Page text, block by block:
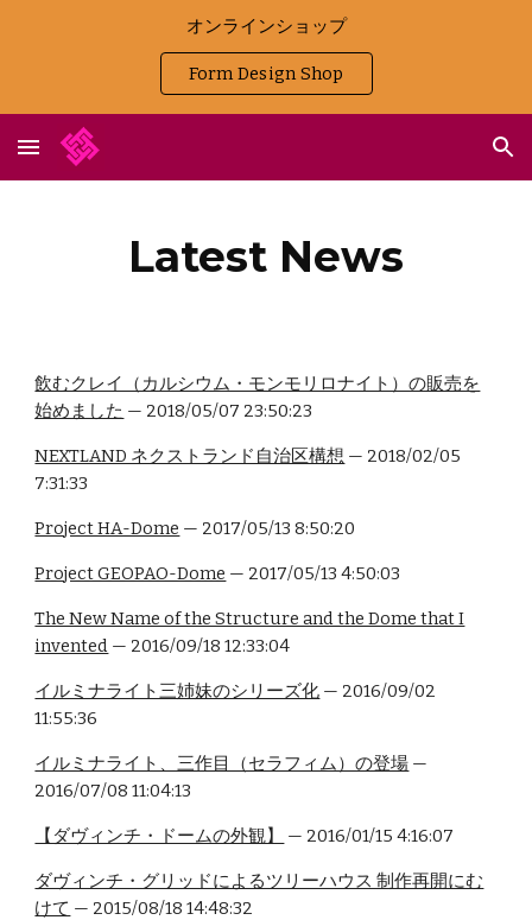
オンラインショップ
Form Design Shop
Latest News
飲むクレイ（カルシウム・モンモリロナイト）の販売を
始めました — 2018/05/07 23:50:23
NEXTLAND ネクストランド自治区構想 — 2018/02/05
7:31:33
Project HA-Dome — 2017/05/13 8:50:20
Project GEOPAO-Dome — 2017/05/13 4:50:03
The New Name of the Structure and the Dome that I
invented — 2016/09/18 12:33:04
イルミナライト三姉妹のシリーズ化 — 2016/09/02
11:55:36
イルミナライト、三作目（セラフィム）の登場 —
2016/07/08 11:04:13
【ダヴィンチ・ドームの外観】 — 2016/01/15 4:16:07
ダヴィンチ・グリッドによるツリーハウス 制作再開にむ
けて — 2015/08/18 14:48:32